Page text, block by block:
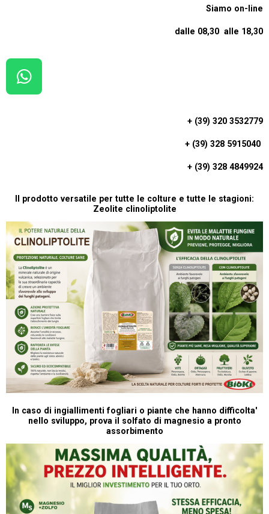
Siamo on-line
dalle 08,30 alle 18,30
W
H
P
+ (39) 320 3532779
+ (39) 328 5915040
+ (39) 328 4849924
Il prodotto versatile per tutte le colture e tutte le stagioni:
Zeolite clinoliptolite
In caso di ingiallimenti fogliari o piante che hanno difficolta'
nello sviluppo, prova il solfato di magnesio a pronto
assorbimento